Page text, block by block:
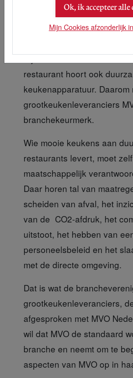
worden MVO
Bij een duurzame
restaurant hoort ook
keukenapparatuur. Daarom
grootkeukenleveranciers
branchekeurmerk.
Wie mooie keukens aan
restaurants levert, moet
maatschappelijk
Daar horen tal van
scheiden van afval, het
van de CO2-afdruk, het
uitstoot, het hebben van
personeelsbeleid en het
met de directe omgeving.
Dat is wat de
grootkeukenleveranciers,
afgesproken met MVO
wil dat MVO de standaard
branche en neemt om te
aspecten van MVO op in
Ok, ik accepteer alle
Mijn Cookies afzonderlijk